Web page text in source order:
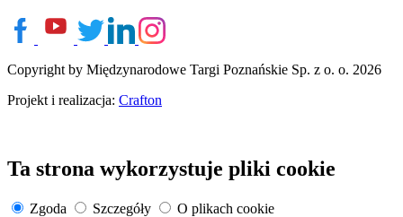
Copyright by Międzynarodowe Targi Poznańskie Sp. z o. o. 2026
Projekt i realizacja: Crafton
Ta strona wykorzystuje pliki cookie
Zgoda Szczegóły
O plikach cookie